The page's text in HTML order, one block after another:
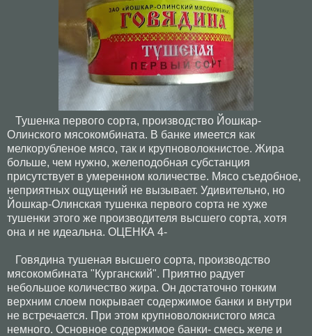
Тушенка первого сорта, производство Йошкар-
Олинского мясокомбината. В банке имеется как
мелкорубленое мясо, так и крупноволокнистое. Жира
больше, чем нужно, желеподобная субстанция
присутствует в умеренном количестве. Мясо съедобное,
неприятных ощущений не вызывает. Удивительно, но
Йошкар-Олинская тушенка первого сорта не хуже
тушенки этого же производителя высшего сорта, хотя
она и не идеальна. ОЦЕНКА 4-
Говядина тушеная высшего сорта, производство
мясокомбината "Курганский". Приятно радует
небольшое количество жира. Он достаточно тонким
верхним слоем покрывает содержимое банки и внутри
не встречается. При этом крупноволокнистого мяса
немного. Основное содержимое банки- смесь желе и